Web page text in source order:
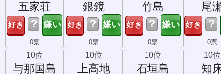
五家荘
？
0票
銀鏡
？
0票
竹島
？
0票
尾
？
0票
10位
与那国島
10位
上高地
10位
石垣島
10位
知